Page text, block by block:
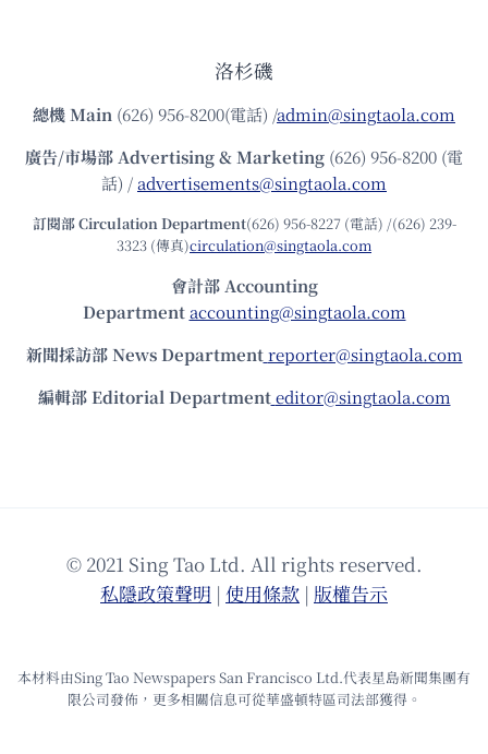
洛杉磯
總機Main (626) 956-8200(電話) /admin@singtaola.com
廣告/市場部Advertising & Marketing (626) 956-8200 (電
話) /advertisements@singtaola.com
訂閱部 Circulation Department(626) 956-8227 (電話) /(626) 239-
3323 (傳真)circulation@singtaola.com
會計部 Accounting
Department accounting@singtaola.com
新聞採訪部 News Department reporter@singtaola.com
編輯部 Editorial Department editor@singtaola.com
© 2021 Sing Tao Ltd. All rights reserved.
私隱政策聲明 | 使⽤條款 | 版權告⽰
本材料由Sing Tao Newspapers San Francisco Ltd.代表星島新聞集團有
限公司發佈，更多相關信息可從華盛頓特區司法部獲得。